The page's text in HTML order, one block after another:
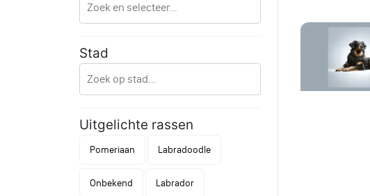
Stad
Uitgelichte rassen
Pomeriaan Labradoodle
Onbekend Labrador